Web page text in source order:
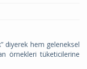
diyerek hem geleneksel
örnekleri tüketicilerine